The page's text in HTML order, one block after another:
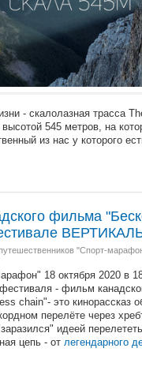
- скалолазная трасса
545 метров, на
из нас у которого
фильма
"Спорт-
18 октября 2020 в
- фильм
chain"- это кинорассказ
перелёте через
идеей
цепь - от легендарного